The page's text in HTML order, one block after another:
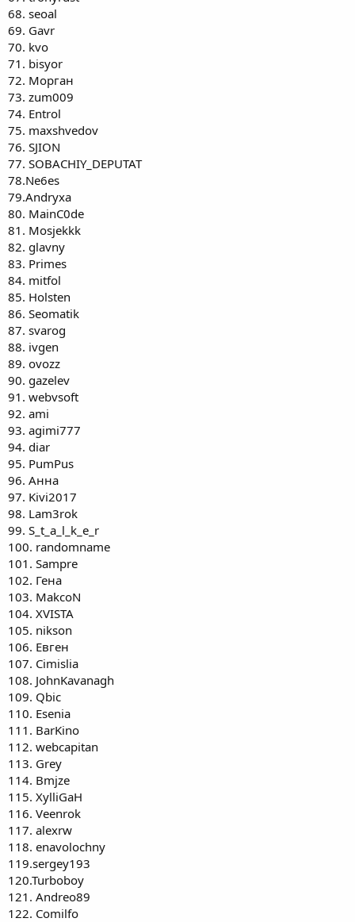
96. Анна
97. Kivi2017
98. Lam3rok
99. S_t_a_l_k_e_r
100. randomname
101. Sampre
102. Гена
103. MakcoN
104. XVISTA
105. nikson
106. Евген
107. Cimislia
108. JohnKavanagh
109. Qbic
110. Esenia
111. BarKino
112. webcapitan
113. Grey
114. Bmjze
115. XylliGaH
116. Veenrok
117. alexrw
118. enavolochny
119.sergey193
120.Turboboy
121. Andreo89
68. seoal
69. Gavr
70. kvo
71. bisyor
72. Морган
73. zum009
74. Entrol
75. maxshvedov
76. SJION
77. SOBACHIY_DEPUTAT
78.Ne6es
79.Andryxa
80. MainC0de
81. Mosjekkk
82. glavny
83. Primes
84. mitfol
85. Holsten
86. Seomatik
87. svarog
88. ivgen
89. ovozz
90. gazelev
91. webvsoft
92. ami
93. agimi777
94. diar
95. PumPus
96. Анна
97. Kivi2017
98. Lam3rok
99. S_t_a_l_k_e_r
100. randomname
101. Sampre
102. Гена
103. MakcoN
104. XVISTA
105. nikson
106. Евген
107. Cimislia
108. JohnKavanagh
109. Qbic
110. Esenia
111. BarKino
112. webcapitan
113. Grey
114. Bmjze
115. XylliGaH
116. Veenrok
117. alexrw
118. enavolochny
119.sergey193
120.Turboboy
121. Andreo89
122. Comilfo